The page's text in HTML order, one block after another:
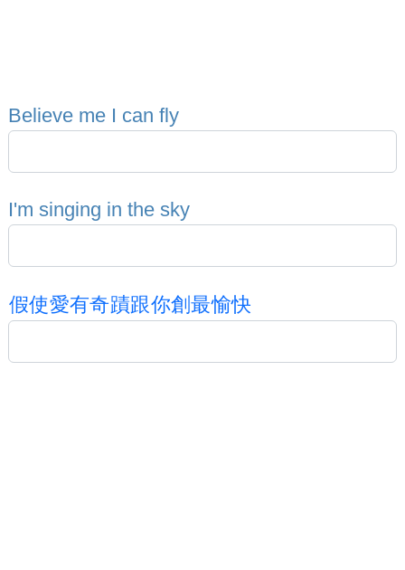
Believe me I can fly
I'm singing in the sky
假使愛有奇蹟跟你創 最愉快